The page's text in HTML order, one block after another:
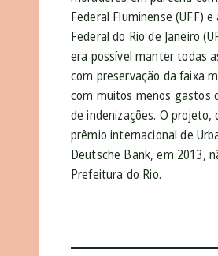
Federal Fluminense (UFF) e
Federal do Rio de Janeiro
era possível manter todas
com preservação da faixa
com muitos menos gastos
de indenizações. O projeto,
prêmio internacional de
Deutsche Bank, em 2013,
Prefeitura do Rio.